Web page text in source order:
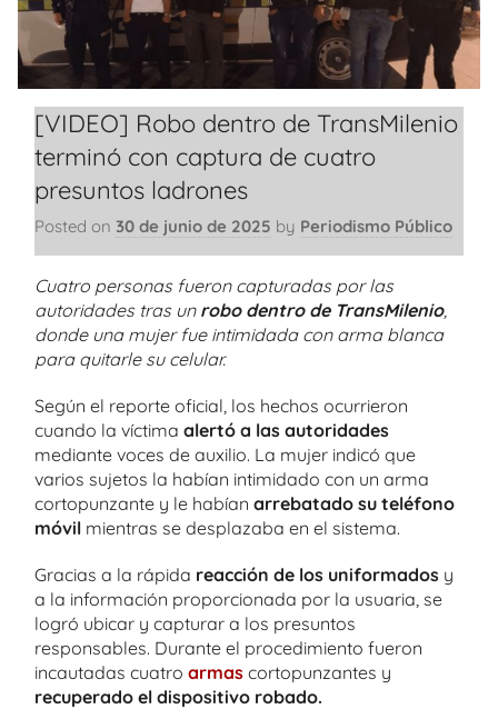
[VIDEO] Robo dentro de TransMilenio
terminó con captura de cuatro
presuntos ladrones
Posted on 30 de junio de 2025 by Periodismo Público
Cuatro personas fueron capturadas por las
autoridades tras unrobo dentro de TransMilenio,
donde una mujer fue intimidada con arma blanca
para quitarle su celular.
Según el reporte oficial, los hechos ocurrieron
cuando la víctima alertó a las autoridades
mediante voces de auxilio. La mujer indicó que
varios sujetos la habían intimidado con un arma
cortopunzante y le habían arrebatado su teléfono
móvil mientras se desplazaba en el sistema.
Gracias a la rápida reacción de los uniformados y
a la información proporcionada por la usuaria, se
logró ubicar y capturar a los presuntos
responsables. Durante el procedimiento fueron
incautadas cuatro armas cortopunzantes y
recuperado el dispositivo robado.